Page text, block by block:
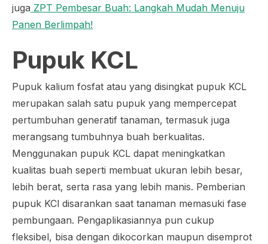
juga ZPT Pembesar Buah: Langkah Mudah Menuju
Panen Berlimpah!
Pupuk KCL
Pupuk kalium fosfat atau yang disingkat pupuk KCL
merupakan salah satu pupuk yang mempercepat
pertumbuhan generatif tanaman, termasuk juga
merangsang tumbuhnya buah berkualitas.
Menggunakan pupuk KCL dapat meningkatkan
kualitas buah seperti membuat ukuran lebih besar,
lebih berat, serta rasa yang lebih manis. Pemberian
pupuk KCl disarankan saat tanaman memasuki fase
pembungaan. Pengaplikasiannya pun cukup
fleksibel, bisa dengan dikocorkan maupun disemprot